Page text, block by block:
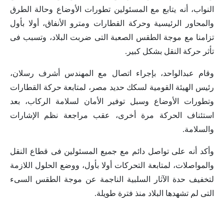
النواب، أنه يتابع مع المسئولين تطورات الأوضاع وحالة الطرق
والمحاور الرئيسية وحركة القطارات ومترو الأنفاق، أولا بأول
تزامنا مع موجة الطقس الصعبة التى ضربت البلاد، وتسبب فى
تأثر حركة النقل بشكل كبير.
وقام عبدالواحد، بإجراء اتصال مع المهندس أشرف رسلان،
رئيس الهيئة القومية لسكك حديد مصر، لمتابعة حركة القطارات
وتطورات الأوضاع وسبل توفير الأمان لسلامة الركاب، بعد
استئناف الحركة مرة أخرى، عقب مراجعة نظم الإشارات
والسلامة.
وأكد أنه على تواصل دائم مع جميع المسئولين فى قطاع النقل
والمواصلات، لمتابعة التحركات أولا بأول، ووضع الحلول اللازمة
لتخفيف حدة الآثار السلبية الناجمة عن موجة الطقس السىء
التى لم تشهدها البلاد منذ فترة طويلة.